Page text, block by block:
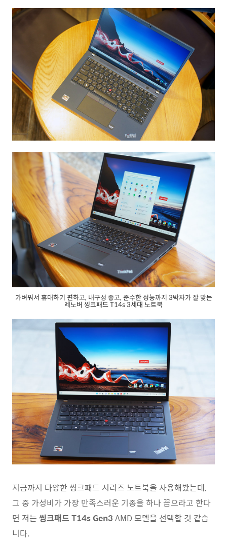
가벼워서 휴대하기 편하고, 내구성 좋고, 준수한 성능까지 3박자가 잘 맞는
레노버 씽크패드 T14s 3세대 노트북
지금까지 다양한 씽크패드 시리즈 노트북을 사용해봤는데,
그 중 가성비가 가장 만족스러운 기종을 하나 꼽으라고 한다
면 저는 씽크패드 T14s Gen3 AMD 모델을 선택할 것 같습
니다.